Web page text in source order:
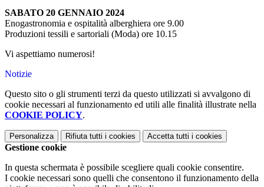
SABATO 20 GENNAIO 2024
Enogastronomia e ospitalità alberghiera ore 9.00
Produzioni tessili e sartoriali (Moda) ore 10.15
Vi aspettiamo numerosi!
Notizie
Questo sito o gli strumenti terzi da questo utilizzati si avvalgono di
cookie necessari al funzionamento ed utili alle finalità illustrate nella
COOKIE POLICY.
Personalizza Rifiuta tutti i cookies Accetta tutti i cookies
Gestione cookie
In questa schermata è possibile scegliere quali cookie consentire.
I cookie necessari sono quelli che consentono il funzionamento della